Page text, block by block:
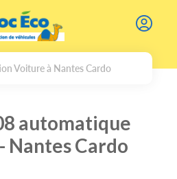
Voiture à Nantes Cardo
automatique
Nantes Cardo